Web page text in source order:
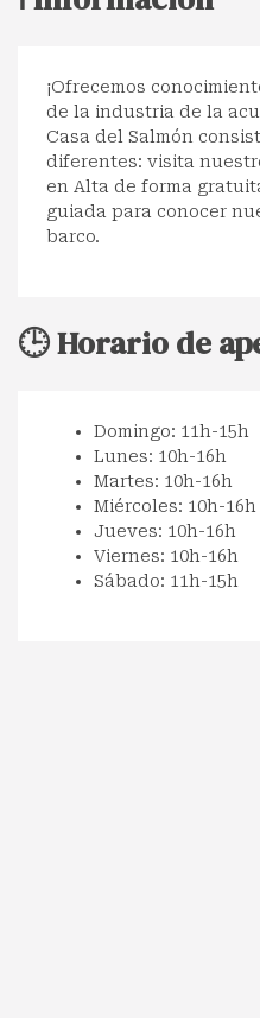
¡Ofrecemos
de la industria de la
Casa del Salmón
diferentes: visita
en Alta de forma
guiada para conocer
barco.
🕒 Horario de
Domingo: 11h-15h
Lunes: 10h-16h
Martes: 10h-16h
Miércoles: 10h-16h
Jueves: 10h-16h
Viernes: 10h-16h
Sábado: 11h-15h